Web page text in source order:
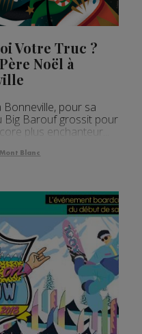
Votre Truc ?
Noël à
pour sa
Big Barouf grossit pour
plus enchanteur...
Blanc